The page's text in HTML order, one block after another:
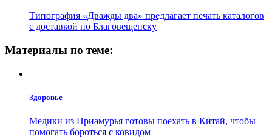
Типография «Дважды два» предлагает печать каталогов
с доставкой по Благовещенску
Материалы по теме:
Здоровье
Медики из Приамурья готовы поехать в Китай, чтобы
помогать бороться с ковидом